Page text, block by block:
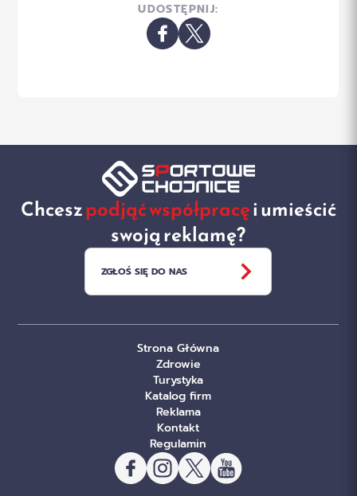
UDOSTĘPNIJ:
Chceszpodjąć współpracęi umieścić
swoją reklamę?
ZGŁOŚ SIĘ DO NAS
Strona Główna
Zdrowie
Turystyka
Katalog firm
Reklama
Kontakt
Regulamin